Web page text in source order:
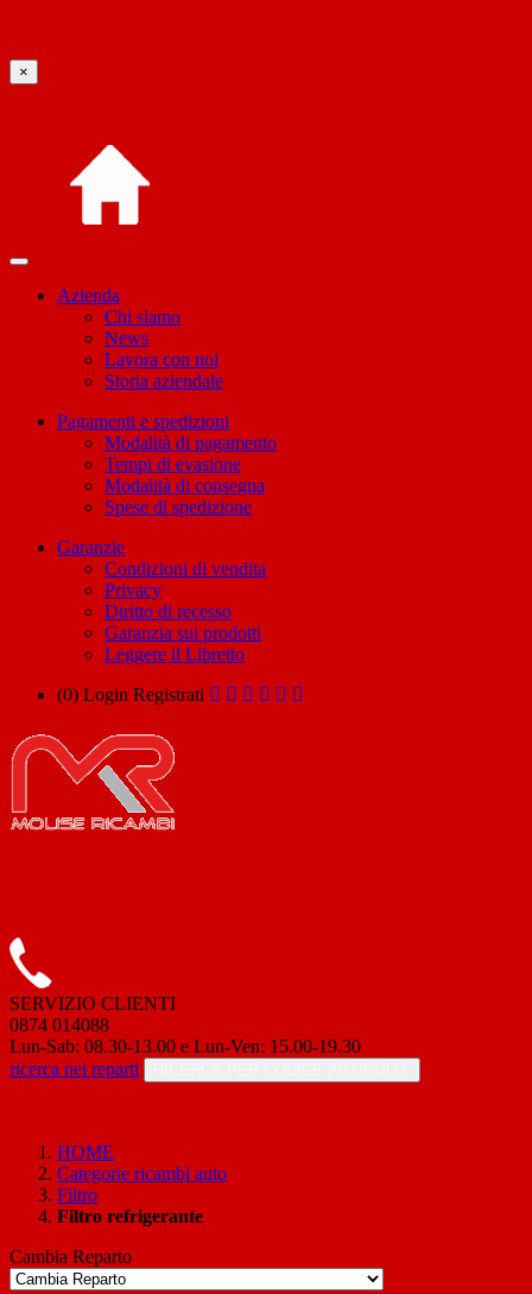
×
Azienda
Chi siamo
News
Lavora con noi
Storia aziendale
Pagamenti e spedizioni
Modalità di pagamento
Tempi di evasione
Modalità di consegna
Spese di spedizione
Garanzie
Condizioni di vendita
Privacy
Diritto di recesso
Garanzia sui prodotti
Leggere il Libretto
(0) Login Registrati
SERVIZIO CLIENTI
0874 014088
Lun-Sab: 08.30-13.00 e Lun-Ven: 15.00-19.30
ricerca nei reparti
HOME
Categorie ricambi auto
Filtro
Filtro refrigerante
Cambia Reparto